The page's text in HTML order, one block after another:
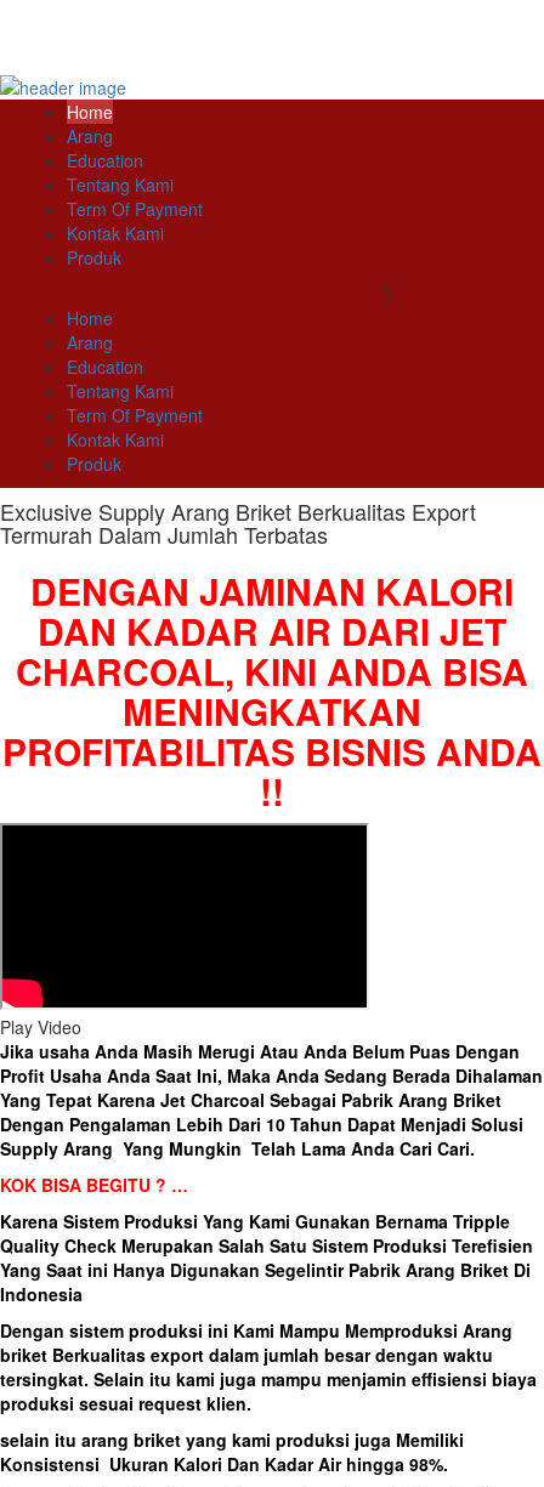
Home
Arang
Education
Tentang Kami
Term Of Payment
Kontak Kami
Produk
Home
Arang
Education
Tentang Kami
Term Of Payment
Kontak Kami
Produk
Exclusive Supply Arang Briket Berkualitas Export
Termurah Dalam Jumlah Terbatas
DENGAN JAMINAN KALORI
DAN KADAR AIR DARI JET
CHARCOAL, KINI ANDA BISA
MENINGKATKAN
PROFITABILITAS BISNIS ANDA
!!
Play Video
Jika usaha Anda Masih Merugi Atau Anda Belum Puas Dengan
Profit Usaha Anda Saat Ini, Maka Anda Sedang Berada Dihalaman
Yang Tepat Karena Jet Charcoal Sebagai Pabrik Arang Briket
Dengan Pengalaman Lebih Dari 10 Tahun Dapat Menjadi Solusi
Supply Arang Yang Mungkin Telah Lama Anda Cari Cari.
KOK BISA BEGITU ? …
Karena Sistem Produksi Yang Kami Gunakan Bernama Tripple
Quality Check Merupakan Salah Satu Sistem Produksi Terefisien
Yang Saat ini Hanya Digunakan Segelintir Pabrik Arang Briket Di
Indonesia
Dengan sistem produksi ini Kami Mampu Memproduksi Arang
briket Berkualitas export dalam jumlah besar dengan waktu
tersingkat. Selain itu kami juga mampu menjamin effisiensi biaya
produksi sesuai request klien.
selain itu arang briket yang kami produksi juga Memiliki
Konsistensi Ukuran Kalori Dan Kadar Air hingga 98%.